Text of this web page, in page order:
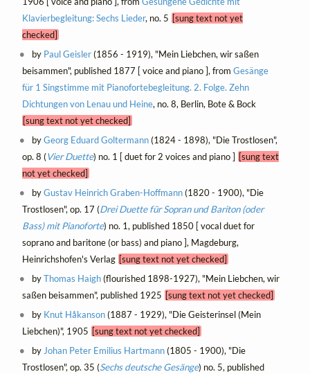
Klavierbegleitung: Sechs Lieder, no. 5 [sung text not yet
checked]
by Paul Geisler(1856 - 1919), "Mein Liebchen, wir saßen
beisammen", published 1877 [ voice and piano ], from Gesänge
für 1 Singstimme mit Pianofortebegleitung. 2. Folge. Zehn
Dichtungen von Lenau und Heine, no. 8, Berlin, Bote & Bock
[sung text not yet checked]
byGeorg Eduard Goltermann(1824 - 1898), "Die Trostlosen",
op. 8 (Vier Duette) no. 1 [ duet for 2 voices and piano ] [sung text
not yet checked]
byGustav Heinrich Graben-Hoffmann(1820 - 1900), "Die
Trostlosen", op. 17 (Drei Duette für Sopran und Bariton (oder
Bass) mit Pianoforte) no. 1, published 1850 [ vocal duet for
soprano and baritone (or bass) and piano ], Magdeburg,
Heinrichshofen's Verlag [sung text not yet checked]
byThomas Haigh(flourished 1898-1927), "Mein Liebchen, wir
saßen beisammen", published 1925 [sung text not yet checked]
by Knut Håkanson(1887 - 1929), "Die Geisterinsel (Mein
Liebchen)", 1905 [sung text not yet checked]
byJohan Peter Emilius Hartmann(1805 - 1900), "Die
Trostlosen", op. 35 (Sechs deutsche Gesänge) no. 5, published